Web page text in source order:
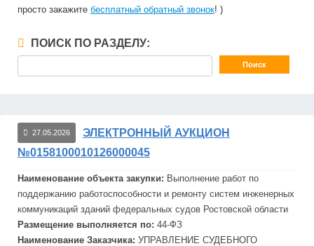
просто закажите бесплатный обратный звонок! )
ПОИСК ПО РАЗДЕЛУ:
27.05.2026
ЭЛЕКТРОННЫЙ АУКЦИОН
№0158100010126000045
Наименование объекта закупки: Выполнение работ по
поддержанию работоспособности и ремонту систем инженерных
коммуникаций зданий федеральных судов Ростовской области
Размещение выполняется по: 44-ФЗ
Наименование Заказчика: УПРАВЛЕНИЕ СУДЕБНОГО